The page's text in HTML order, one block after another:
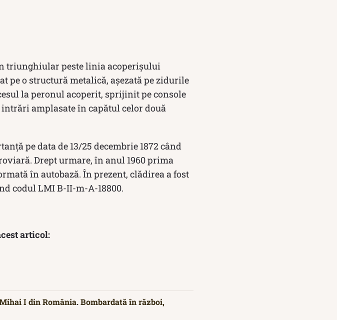
triunghiular peste linia acoperișului
o structură metalică, așezată pe zidurile
la peronul acoperit, sprijinit pe console
amplasate în capătul celor două
pe data de 13/25 decembrie 1872 când
Drept urmare, în anul 1960 prima
în autobază. În prezent, clădirea a fost
codul LMI B-II-m-A-18800.
articol:
I din România. Bombardată în război,